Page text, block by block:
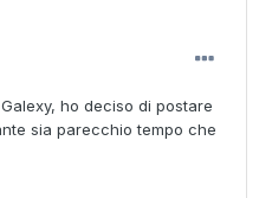
ho deciso di postare
sia parecchio tempo che